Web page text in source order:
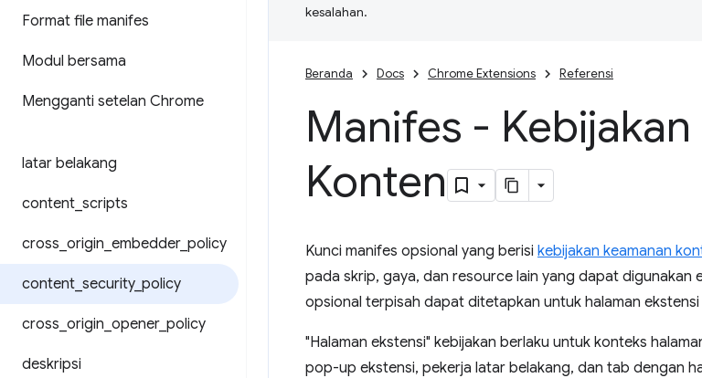
Format file manifes
Modul bersama
Mengganti setelan Chrome
latar belakang
content scripts
cross origin embedder_ policy
content security_ policy
cross origin opener_ policy
deskripsi
kesalahan.
Beranda Docs Chrome Extensions Referensi
Manifes -
Konten
Kunci manifes opsional yang berisi kebijakan keamanan
pada skrip, gaya, dan resource lain yang dapat digunakan
opsional terpisah dapat ditetapkan untuk halaman
"Halaman ekstensi" kebijakan berlaku untuk konteks
pop-up ekstensi, pekerja latar belakang, dan tab dengan